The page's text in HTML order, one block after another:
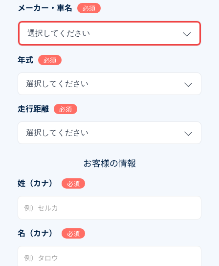
メーカー・車名 必須
選択してください
年式 必須
選択してください
走行距離 必須
選択してください
お客様の情報
姓（カナ） 必須
名（カナ） 必須